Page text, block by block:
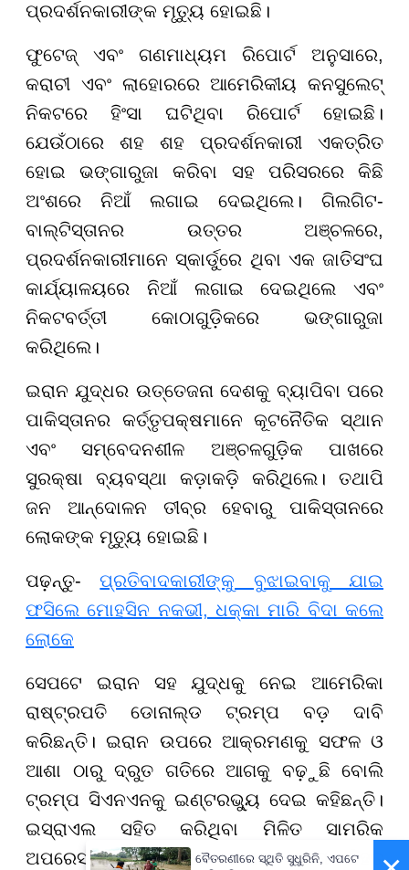
ପ୍ରଦର୍ଶନକାରୀଙ୍କ ମୃତ୍ୟୁ ହୋଇଛି।
ଫୁଟେଜ୍ ଏବଂ ଗଣମାଧ୍ୟମ ରିପୋର୍ଟ ଅନୁସାରେ,
କରାଚୀ ଏବଂ ଲାହୋରରେ ଆମେରିକୀୟ କନସୁଲେଟ୍
ନିକଟରେ ହିଂସା ଘଟିଥିବା ରିପୋର୍ଟ ହୋଇଛି।
ଯେଉଁଠାରେ ଶହ ଶହ ପ୍ରଦର୍ଶନକାରୀ ଏକତ୍ରିତ
ହୋଇ ଭଙ୍ଗାରୁଜା କରିବା ସହ ପରିସରରେ କିଛି
ଅଂଶରେ ନିଆଁ ଲଗାଇ ଦେଇଥିଲେ। ଗିଲଗିଟ-
ବାଲ୍ଟିସ୍ତାନର ଉତ୍ତର ଅଞ୍ଚଳରେ,
ପ୍ରଦର୍ଶନକାରୀମାନେ ସ୍କାର୍ଡୁରେ ଥିବା ଏକ ଜାତିସଂଘ
କାର୍ଯ୍ୟାଳୟରେ ନିଆଁ ଲଗାଇ ଦେଇଥିଲେ ଏବଂ
ନିକଟବର୍ତ୍ତୀ କୋଠାଗୁଡ଼ିକରେ ଭଙ୍ଗାରୁଜା
କରିଥିଲେ।
ଇରାନ ଯୁଦ୍ଧର ଉତ୍ତେଜନା ଦେଶକୁ ବ୍ୟାପିବା ପରେ
ପାକିସ୍ତାନର କର୍ତ୍ତୃପକ୍ଷମାନେ କୂଟନୈତିକ ସ୍ଥାନ
ଏବଂ ସମ୍ବେଦନଶୀଳ ଅଞ୍ଚଳଗୁଡ଼ିକ ପାଖରେ
ସୁରକ୍ଷା ବ୍ୟବସ୍ଥା କଡ଼ାକଡ଼ି କରିଥିଲେ। ତଥାପି
ଜନ ଆନ୍ଦୋଳନ ତୀବ୍ର ହେବାରୁ ପାକିସ୍ତାନରେ
ଲୋକଙ୍କ ମୃତ୍ୟୁ ହୋଇଛି।
ପଢ଼ନ୍ତୁ-ପ୍ରତିବାଦକାରୀଙ୍କୁ ବୁଝାଇବାକୁ ଯାଇ
ଫସିଲେ ମୋହସିନ ନକଭୀ, ଧକ୍କା ମାରି ବିଦା କଲେ
ଲୋକେ
ସେପଟେ ଇରାନ ସହ ଯୁଦ୍ଧକୁ ନେଇ ଆମେରିକା
ରାଷ୍ଟ୍ରପତି ଡୋନାଲ୍ଡ ଟ୍ରମ୍ପ ବଡ଼ ଦାବି
କରିଛନ୍ତି। ଇରାନ ଉପରେ ଆକ୍ରମଣକୁ ସଫଳ ଓ
ଆଶା ଠାରୁ ଦ୍ରୁତ ଗତିରେ ଆଗକୁ ବଢ଼ୁଛି ବୋଲି
ଟ୍ରମ୍ପ ସିଏନଏନକୁ ଇଣ୍ଟରଭ୍ୟୁ ଦେଇ କହିଛନ୍ତି।
ଇସ୍ରାଏଲ ସହିତ କରିଥିବା ମିଳିତ ସାମରିକ
ଅପରେସନରେ ୪୮ ଜଣ ଇରାନୀ ନେତା ନିହତ
ବୈତରଣୀରେ ସ୍ଥିତି ସୁଧୁରିନି, ଏପଟେ